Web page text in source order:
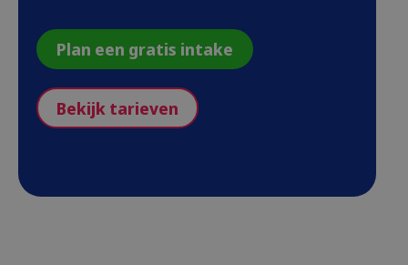
Plan een gratis intake
Bekijk tarieven